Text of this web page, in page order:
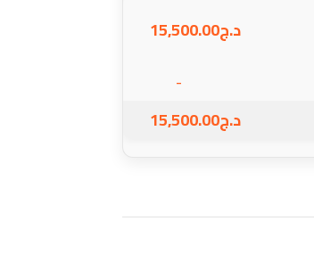
د.ج15,500.00
-
د.ج15,500.00